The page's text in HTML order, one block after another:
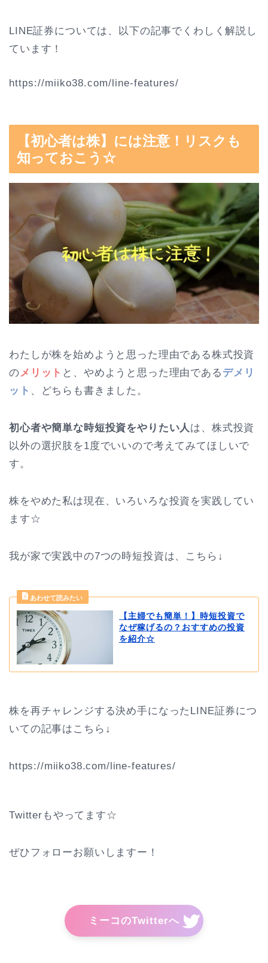
LINE証券については、以下の記事でくわしく解説し
ています！
https://miiko38.com/line-features/
【初心者は株】には注意！リスクも
知っておこう☆
わたしが株を始めようと思った理由である株式投資
のメリット と、やめようと思った理由である デメリ
ット 、どちらも書きました。
初心者や簡単な時短投資をやりたい人は、株式投資
以外の選択肢を1度でいいので考えてみてほしいで
す。
株をやめた私は現在、いろいろな投資を実践してい
ます☆
我が家で実践中の7つの時短投資は、こちら↓
【主婦でも簡単！】時短投資で
なぜ稼げるの？おすすめの投資
を紹介☆
株を再チャレンジする決め手になったLINE証券につ
いての記事はこちら↓
https://miiko38.com/line-features/
Twitterもやってます☆
ぜひフォローお願いしますー！
ミーコのTwitterへ